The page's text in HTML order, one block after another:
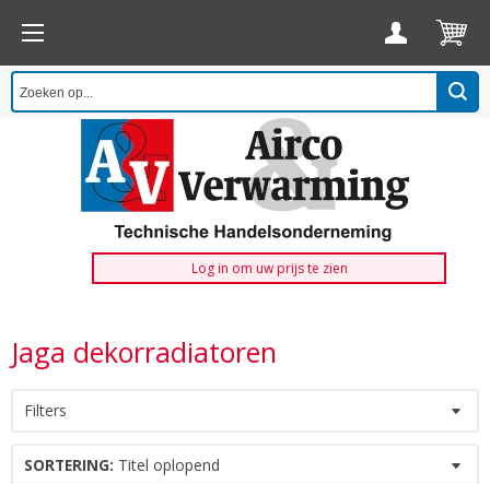
Log in om uw prijs te zien
Jaga dekorradiatoren
Filters
SORTERING: Titel oplopend